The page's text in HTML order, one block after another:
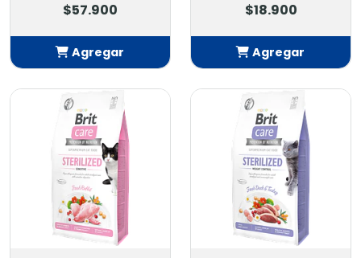
$57.900
Agregar
Añadido
$18.900
Agregar
Añadido